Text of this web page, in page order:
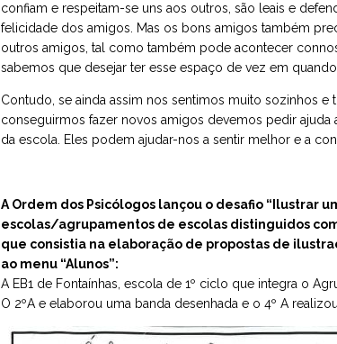
confiam e respeitam-se uns aos outros, são leais e
felicidade dos amigos. Mas os bons amigos também
outros amigos, tal como também pode acontecer
sabemos que desejar ter esse espaço de vez em
Contudo, se ainda assim nos sentimos muito sozinhos
conseguirmos fazer novos amigos devemos pedir
da escola. Eles podem ajudar-nos a sentir melhor e a
A Ordem dos Psicólogos lançou o desafio “Ilustrar
escolas/agrupamentos de escolas distinguidos
que consistia na elaboração de propostas de
ao menu “Alunos”:
A EB1 de Fontaínhas, escola de 1º ciclo que integra o
O 2ºA e elaborou uma banda desenhada e o 4º A